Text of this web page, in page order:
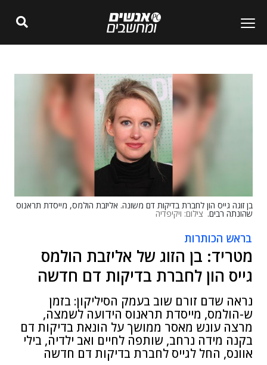
בן זוגה גייס הון לחברת בדיקות דם משונה. אליזבת הולמס, מייסדת תראנוס
שהונתה רבים. צילום: ויקיפדיה
בראש הכותרות
מטריד: בן הזוג של אליזבת הולמס
גייס הון לחברת בדיקות דם חדשה
נראה שדם זורם שוב בעמק הסיליקון: בזמן
ש-הולמס, מייסדת תראנוס הידועה לשמצה,
מרצה עונש מאסר ממושך על הונאת בדיקות דם
בקנה מידה נרחב, שותפה לחיים ואב ילדיה, בילי
אוונס, החל לגייס לחברת בדיקות דם חדשה